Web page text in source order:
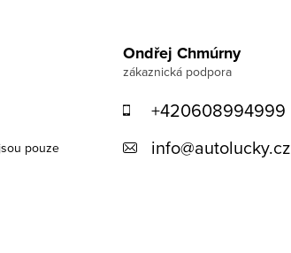
pouze
Ondřej Chmúrny
+420608994999
info@autolucky.cz